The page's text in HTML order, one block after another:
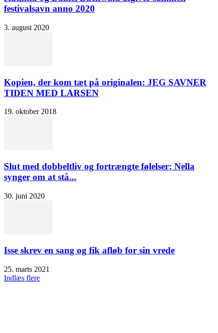
festivalsavn anno 2020
3. august 2020
Kopien, der kom tæt på originalen: JEG SAVNER
TIDEN MED LARSEN
19. oktober 2018
Slut med dobbeltliv og fortrængte følelser: Nella
synger om at stå...
30. juni 2020
Isse skrev en sang og fik afløb for sin vrede
25. marts 2021
Indlæs flere